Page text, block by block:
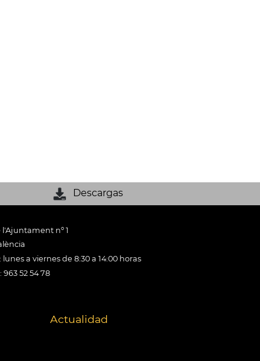
Descargas
l'Ajuntament nº 1
lunes a viernes de 8:30 a 14:00 horas
963 52 54 78
Actualidad